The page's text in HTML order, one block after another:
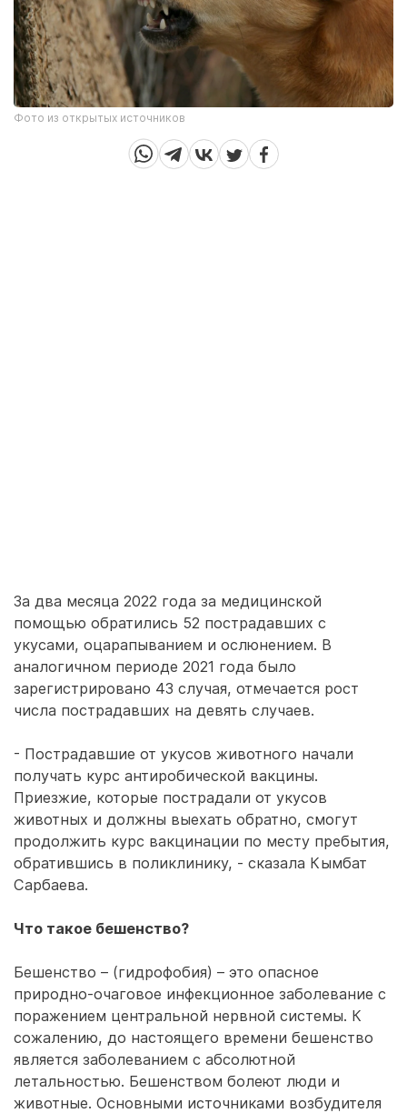
Фото из открытых источников
За два месяца 2022 года за медицинской
помощью обратились 52 пострадавших с
укусами, оцарапыванием и ослюнением. В
аналогичном периоде 2021 года было
зарегистрировано 43 случая, отмечается рост
числа пострадавших на девять случаев.
- Пострадавшие от укусов животного начали
получать курс антиробической вакцины.
Приезжие, которые пострадали от укусов
животных и должны выехать обратно, смогут
продолжить курс вакцинации по месту пребытия,
обратившись в поликлинику, - сказала Кымбат
Сарбаева.
Что такое бешенство?
Бешенство – (гидрофобия) – это опасное
природно-очаговое инфекционное заболевание с
поражением центральной нервной системы. К
сожалению, до настоящего времени бешенство
является заболеванием с абсолютной
летальностью. Бешенством болеют люди и
животные. Основными источниками возбудителя